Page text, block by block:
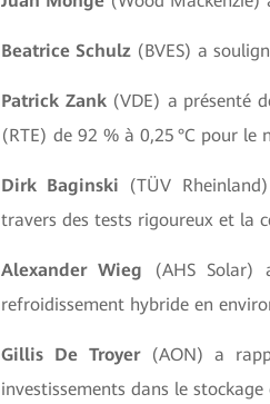
Beatrice Schulz (BVES) a
Patrick Zank(VDE) a présenté
(RTE) de 92 % à 0,25 °C pour le
Dirk Baginski (TÜV
travers des tests rigoureux et la
Alexander Wieg (AHS Solar)
refroidissement hybride en
Gillis De Troyer(AON) a
investissements dans le stockage